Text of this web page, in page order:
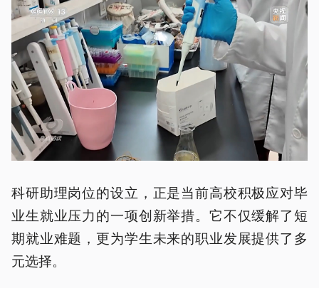
科研助理岗位的设立，正是当前高校积极应对毕
业生就业压力的一项创新举措。它不仅缓解了短
期就业难题，更为学生未来的职业发展提供了多
元选择。